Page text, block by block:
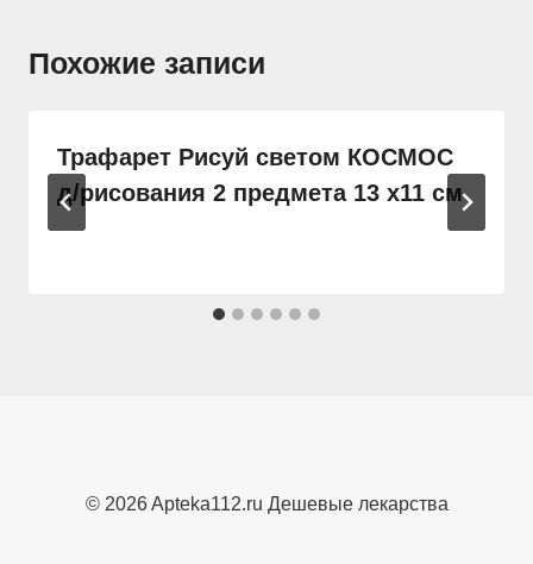
Похожие записи
Трафарет Рисуй светом КОСМОС
д/рисования 2 предмета 13 х11 см
© 2026 Apteka112.ru Дешевые лекарства